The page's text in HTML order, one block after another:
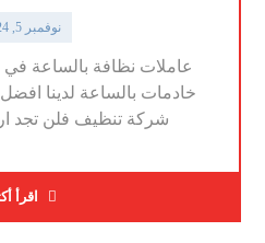
نوفمبر 5, 2024
خادمات بالساعة لدينا
شركة تنظيف فلن تجد
اقرأ